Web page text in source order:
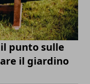
punto sulle
il giardino